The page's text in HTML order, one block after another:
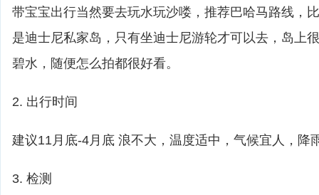
带宝宝出行当然要去玩水玩沙喽，推荐巴哈马路线，
是迪士尼私家岛，只有坐迪士尼游轮才可以去，岛上
碧水，随便怎么拍都很好看。
2. 出行时间
建议11月底-4月底 浪不大，温度适中，气候宜人，降
3. 检测